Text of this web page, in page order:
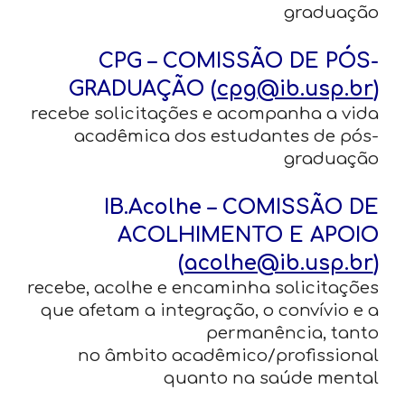
graduação
CPG – COMISSÃO DE PÓS-
GRADUAÇÃO (cpg@ib.usp.br)
recebe solicitações e acompanha a vida
acadêmica dos estudantes de pós-
graduação
IB.Acolhe – COMISSÃO DE
ACOLHIMENTO E APOIO
(acolhe@ib.usp.br)
recebe, acolhe e encaminha solicitações
que afetam a integração, o convívio e a
permanência, tanto
no âmbito acadêmico/profissional
quanto na saúde mental